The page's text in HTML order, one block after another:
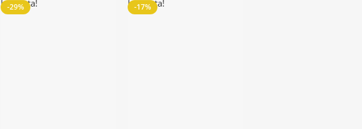
-29%
La venta! -17%
La venta!